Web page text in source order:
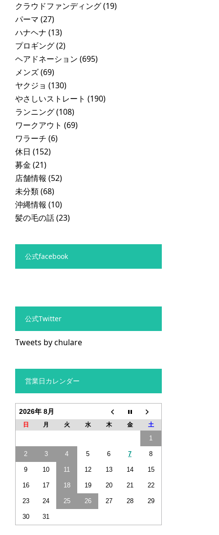
クラウドファンディング(19)
パーマ (27)
ハナヘナ (13)
プロギング(2)
ヘアドネーション (695)
メンズ(69)
ヤクジョ (130)
やさしいストレート (190)
ランニング(108)
ワークアウト (69)
ワラーチ (6)
休日 (152)
募金 (21)
店舗情報 (52)
未分類(68)
沖縄情報 (10)
髪の毛の話(23)
公式facebook
公式Twitter
Tweets by chulare
営業日カレンダー
2026年 8月
日 月 火 水 木 金 土
1
2 3 4 5 6 7 8
9 10 11 12 13 14 15
16 17 18 19 20 21 22
23 24 25 26 27 28 29
30 31